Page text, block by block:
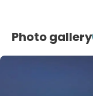
Photo gallery